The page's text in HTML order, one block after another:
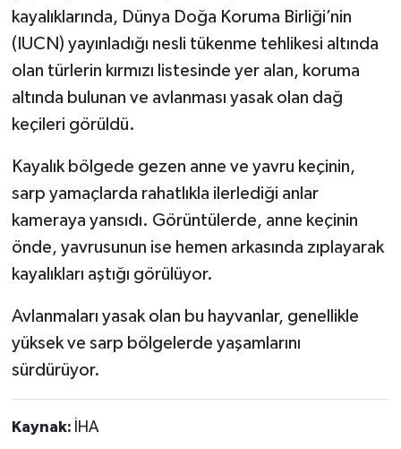
kayalıklarında, Dünya Doğa Koruma Birliği’nin
(IUCN) yayınladığı nesli tükenme tehlikesi altında
olan türlerin kırmızı listesinde yer alan, koruma
altında bulunan ve avlanması yasak olan dağ
keçileri görüldü.
Kayalık bölgede gezen anne ve yavru keçinin,
sarp yamaçlarda rahatlıkla ilerlediği anlar
kameraya yansıdı. Görüntülerde, anne keçinin
önde, yavrusunun ise hemen arkasında zıplayarak
kayalıkları aştığı görülüyor.
Avlanmaları yasak olan bu hayvanlar, genellikle
yüksek ve sarp bölgelerde yaşamlarını
sürdürüyor.
Kaynak: İHA